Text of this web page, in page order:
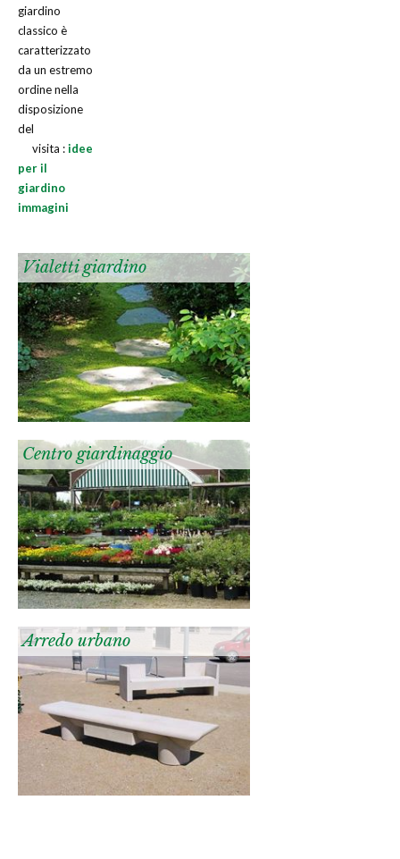
giardino
classico è
caratterizzato
da un estremo
ordine nella
disposizione
del
visita :idee
per il
giardino
immagini
Vialetti giardino
Centro giardinaggio
Arredo urbano